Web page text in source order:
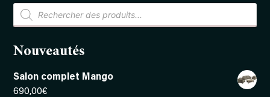
Recherche
de
produits
Nouveautés
Salon complet Mango
690,00€